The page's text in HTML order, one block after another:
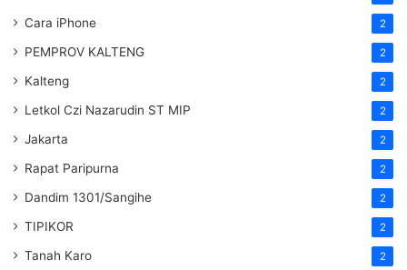
Cara iPhone 2
PEMPROV KALTENG 2
Kalteng 2
Letkol Czi Nazarudin ST MIP 2
Jakarta 2
Rapat Paripurna 2
Dandim 1301/Sangihe 2
TIPIKOR 2
Tanah Karo 2